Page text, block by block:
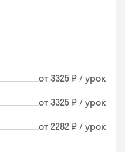
от 3325 ₽ / урок
от 3325 ₽ / урок
от 2282 ₽ / урок